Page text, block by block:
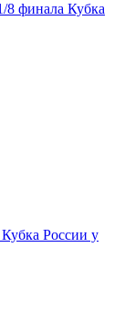
8 финала Кубка
России у